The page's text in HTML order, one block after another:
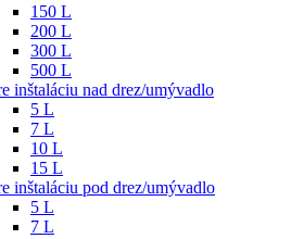
150 L
200 L
300 L
500 L
inštaláciu nad drez/umývadlo
5 L
7 L
10 L
15 L
inštaláciu pod drez/umývadlo
5 L
7 L